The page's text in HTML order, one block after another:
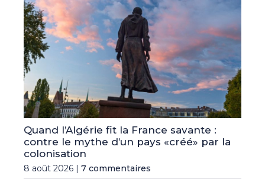
Quand l’Algérie fit la France savante :
contre le mythe d’un pays «créé» par la
colonisation
8 août 2026 | 7 commentaires